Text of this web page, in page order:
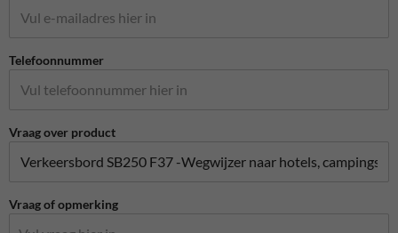
Telefoonnummer
Vraag over product
Vraag of opmerking